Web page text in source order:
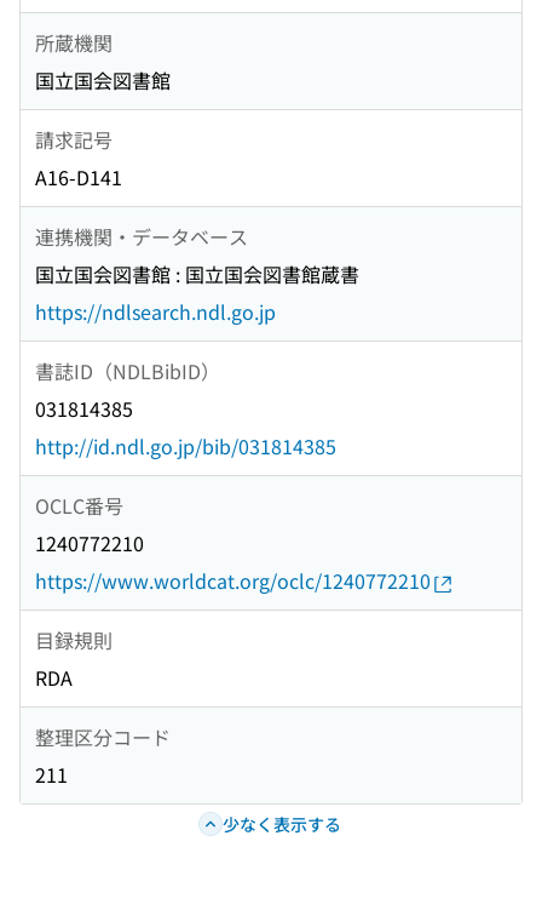
所蔵機関
国立国会図書館
請求記号
A16-D141
連携機関・データベース
国立国会図書館 : 国立国会図書館蔵書
https://ndlsearch.ndl.go.jp
書誌ID（NDLBibID）
031814385
http://id.ndl.go.jp/bib/031814385
OCLC番号
1240772210
https://www.worldcat.org/oclc/1240772210
目録規則
RDA
整理区分コード
211
少なく表示する